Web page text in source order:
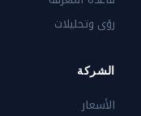
رؤى وتحليلات
الشركة
الأسعار